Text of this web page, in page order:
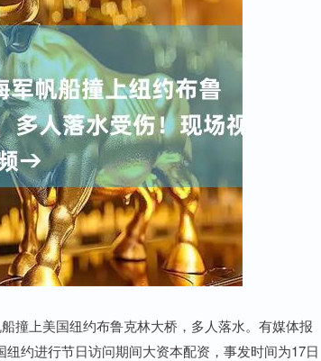
上美国纽约布鲁克林大桥，多人落水。有媒体报
约进行节日访问期间大资本配资，事发时间为17日
深证成指 14311.01 200.89